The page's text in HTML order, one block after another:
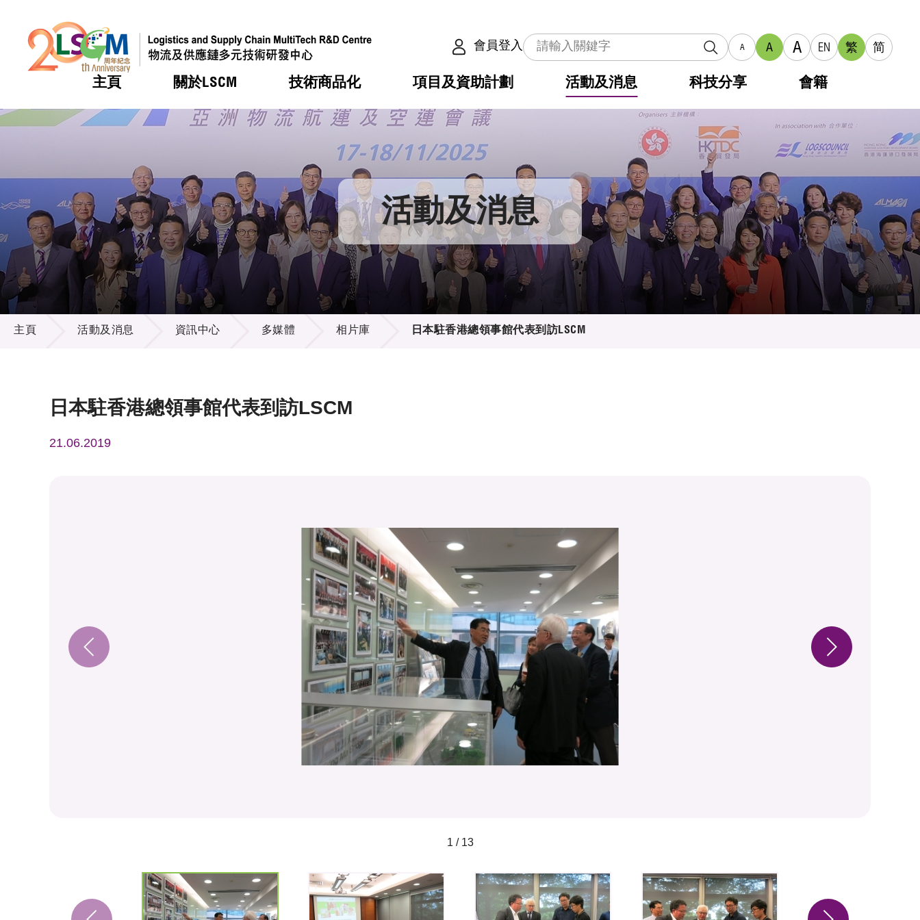
會員登入 A A A EN 繁 简
主頁 關於LSCM
熱門 機構簡介
組織架構
組織架構
董事局
研究顧問
招標通告
技術商品化
熱門 服務
可獲授權之技術
應用於公共服務之創新技術
重點項目
項目及資助計劃
熱門 合作計劃
資助計劃
資助計劃
稅務優惠
申請
評審
徵求研發項目計劃書
項目資料庫
活動及消息
熱門 活動
獎項
新聞中心
媒體報導
新聞稿
資訊中心
多媒體
出版刊物
科技分享 會籍
熱門 會籍及服務
會員列表
會員登入 活動及消息
活動及消息
主頁 活動及消息 資訊中心 多媒體 相片庫 日本駐香港總領事館代表到訪LSCM
日本駐香港總領事館代表到訪LSCM
21.06.2019
1 / 13